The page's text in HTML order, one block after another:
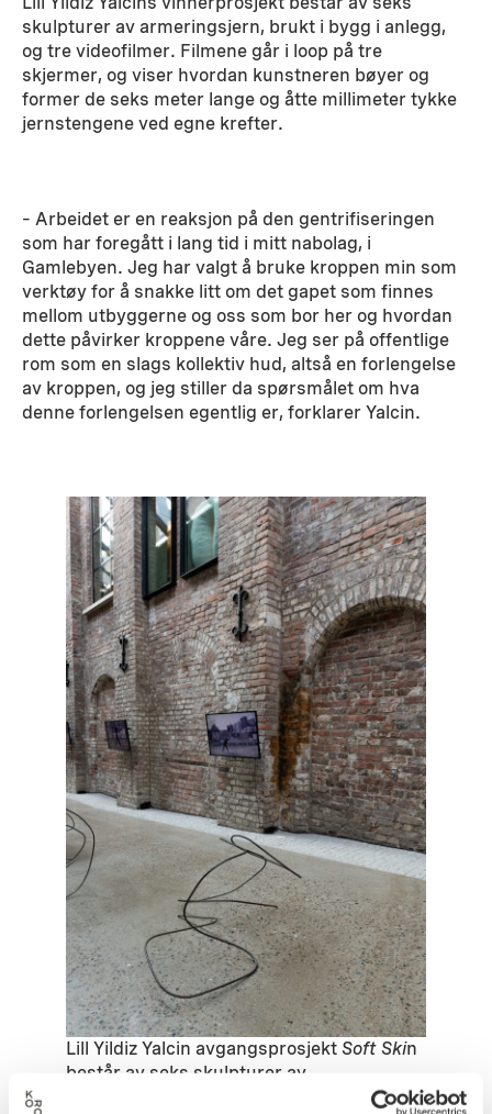
skulpturer av armeringsjern, brukt i bygg i anlegg,
og tre videofilmer. Filmene går i loop på tre
skjermer, og viser hvordan kunstneren bøyer og
former de seks meter lange og åtte millimeter tykke
jernstengene ved egne krefter.
– Arbeidet er en reaksjon på den gentrifiseringen
som har foregått i lang tid i mitt nabolag, i
Gamlebyen. Jeg har valgt å bruke kroppen min som
verktøy for å snakke litt om det gapet som finnes
mellom utbyggerne og oss som bor her og hvordan
dette påvirker kroppene våre. Jeg ser på offentlige
rom som en slags kollektiv hud, altså en forlengelse
av kroppen, og jeg stiller da spørsmålet om hva
denne forlengelsen egentlig er, forklarer Yalcin.
Lill Yildiz Yalcin avgangsprosjektSoft Skin
består av seks skulpturer av
armeringsjern, brukt i bygg i anlegg, og